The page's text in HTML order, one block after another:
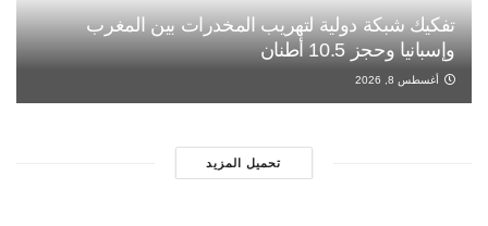
تفكيك شبكة دولية لتهريب المخدرات بين المغرب
وإسبانيا وحجز 10.5 أطنان
أغسطس 8, 2026
تحميل المزيد